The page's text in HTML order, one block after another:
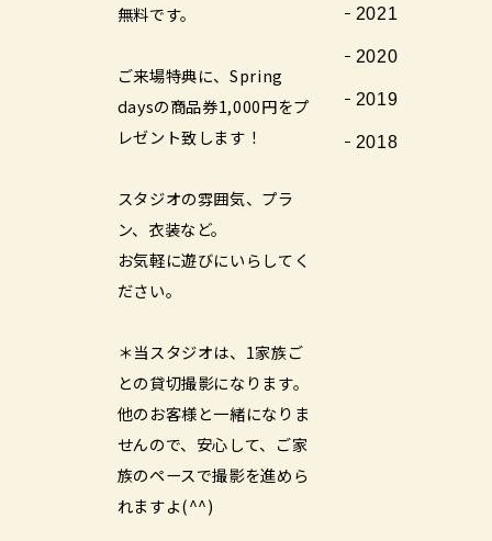
無料です。
ご来場特典に、Spring
daysの商品券1,000円をプ
レゼント致します！
スタジオの雰囲気、プラ
ン、衣装など。
お気軽に遊びにいらしてく
ださい。
＊当スタジオは、1家族ご
との貸切撮影になります。
他のお客様と一緒になりま
せんので、安心して、ご家
族のペースで撮影を進めら
れますよ(^^)
2021
2020
2019
2018